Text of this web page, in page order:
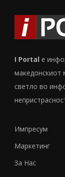
I Portal е
македонскиот
светло во
Импресум
Маркетинг
За Нас